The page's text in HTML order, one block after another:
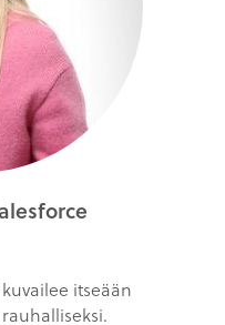
itseään